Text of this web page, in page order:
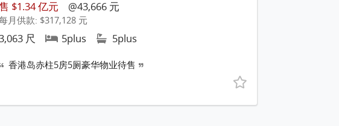
$1.34 亿元 @43,666 元
月供款: $317,128 元
尺 5plus 5plus
香港岛赤柱5房5厕豪华物业待售